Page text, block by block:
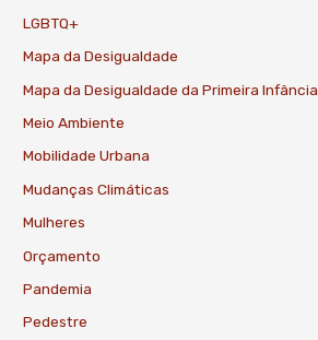
LGBTQ+
Mapa da Desigualdade
Mapa da Desigualdade da Primeira Infância
Meio Ambiente
Mobilidade Urbana
Mudanças Climáticas
Mulheres
Orçamento
Pandemia
Pedestre